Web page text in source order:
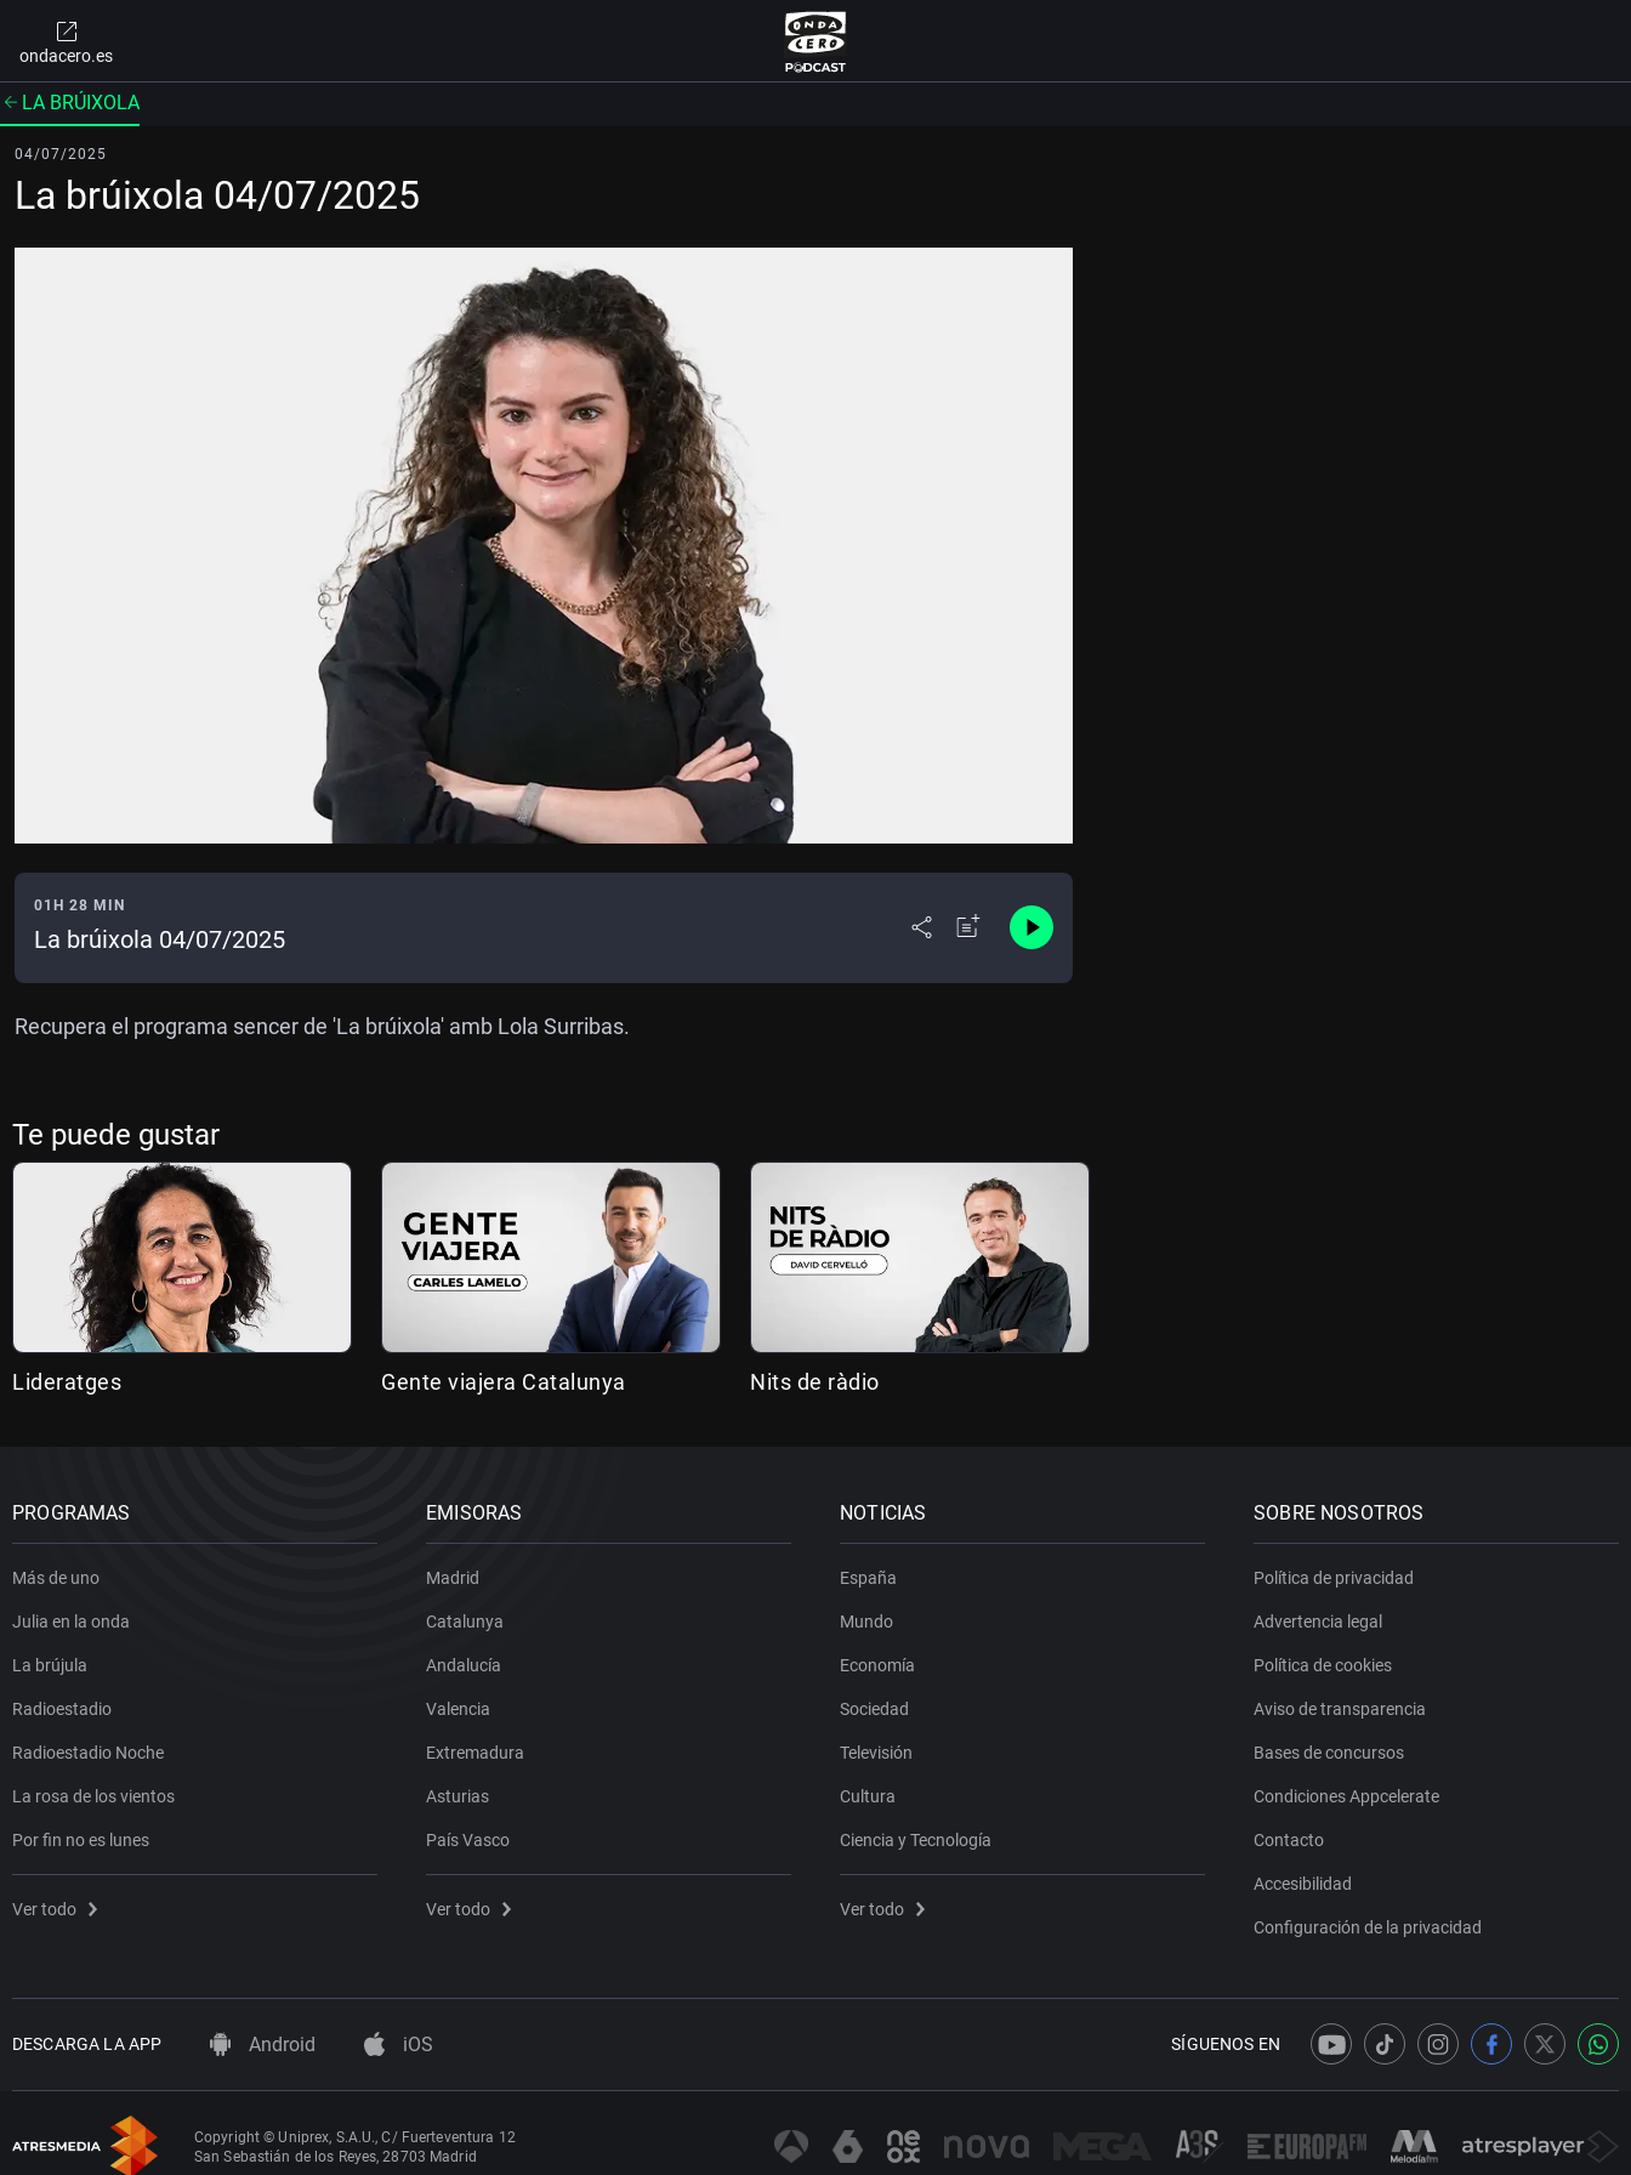
ondacero.es
LA BRÚIXOLA
04/07/2025
La brúixola 04/07/2025
01H 28 MIN
La brúixola 04/07/2025
Recupera el programa sencer de 'La brúixola' amb Lola Surribas.
Te puede gustar
Lideratges Gente viajera Catalunya Nits de ràdio
PROGRAMAS
Más de uno
Julia en la onda
La brújula
Radioestadio
Radioestadio Noche
La rosa de los vientos
Por fin no es lunes
Ver todo
EMISORAS
Madrid
Catalunya
Andalucía
Valencia
Extremadura
Asturias
País Vasco
Ver todo
NOTICIAS
España
Mundo
Economía
Sociedad
Televisión
Cultura
Ciencia y Tecnología
Ver todo
SOBRE NOSOTROS
Política de privacidad
Advertencia legal
Política de cookies
Aviso de transparencia
Bases de concursos
Condiciones Appcelerate
Contacto
Accesibilidad
Configuración de la privacidad
DESCARGA LA APP Android iOS SÍGUENOS EN
Copyright © Uniprex, S.A.U., C/ Fuerteventura 12
San Sebastián de los Reyes, 28703 Madrid